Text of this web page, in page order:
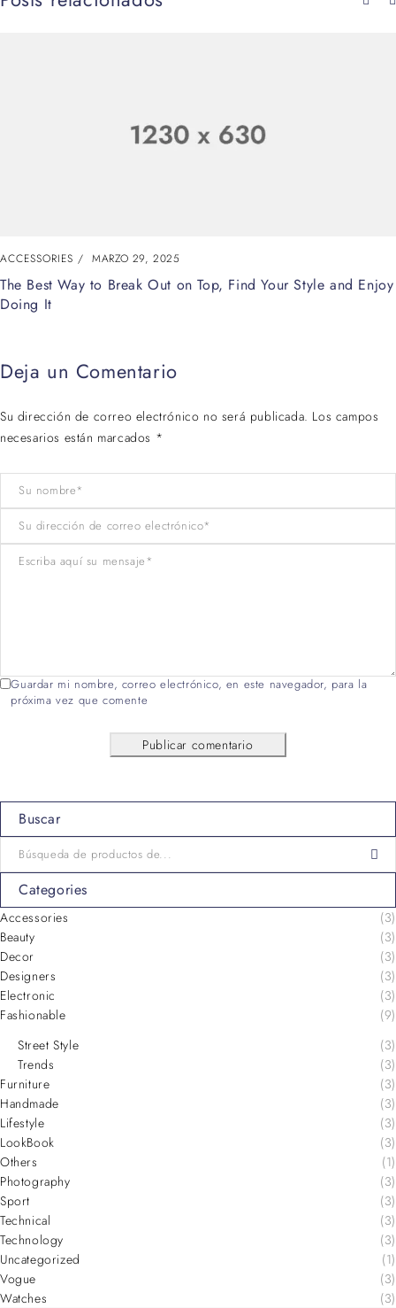
ACCESSORIES MARZO 29, 2025
The Best Way to Break Out on Top, Find Your Style and Enjoy
Doing It
Deja un Comentario
Su dirección de correo electrónico no será publicada. Los campos
necesarios están marcados *
Guardar mi nombre, correo electrónico, en este navegador, para la
próxima vez que comente
Publicar comentario
Buscar
Categories
Accessories
(3)
Beauty
(3)
Decor
(3)
Designers
(3)
Electronic
(3)
Fashionable
(9)
Street Style
(3)
Trends
(3)
Furniture
(3)
Handmade
(3)
Lifestyle
(3)
LookBook
(3)
Others
(1)
Photography
(3)
Sport
(3)
Technical
(3)
Technology
(3)
Uncategorized
(1)
Vogue
(3)
Watches
(3)